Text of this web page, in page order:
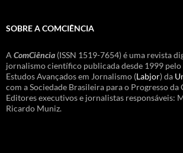
SOBRE A COMCIÊNCIA
A ComCiência (ISSN 1519-7654) é uma revista
jornalismo científico publicada desde 1999
Estudos Avançados em Jornalismo (Labjor) da
com a Sociedade Brasileira para o Progresso da
Editores executivos e jornalistas responsáveis:
Ricardo Muniz.